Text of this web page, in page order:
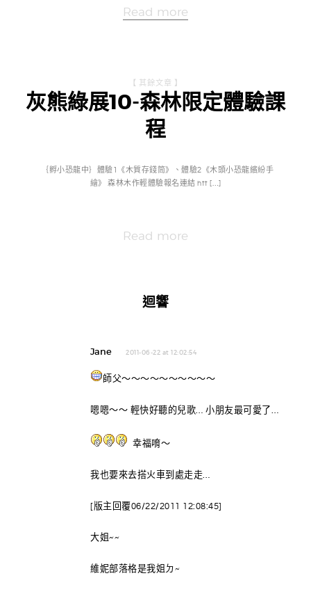
Read more
【 其餘文章 】
灰熊綠展10-森林限定體驗課
程
｛孵小恐龍中｝體驗1《木質存錢筒》、體驗2《木頭小恐龍繽紛手
繪》 森林木作輕體驗報名連結 htt […]
Read more
迴響
Jane 2011-06-22 at 12:02:54
師父～～～～～～～～～～
嗯嗯～～ 輕快好聽的兒歌… 小朋友最可愛了…
幸福唷～
我也要來去搭火車到處走走…
[版主回覆06/22/2011 12:08:45]
大姐~~
維妮部落格是我姐ㄉ~